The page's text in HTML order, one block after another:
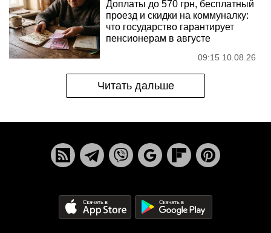
Доплаты до 570 грн, бесплатный
проезд и скидки на коммуналку:
что государство гарантирует
пенсионерам в августе
09:15 10.08.26
Читать дальше